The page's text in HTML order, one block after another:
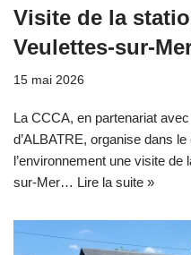
Visite de la
Veulettes-sur-
15 mai 2026
La CCCA, en partenariat
d’ALBATRE, organise dans
l’environnement une visite de
sur-Mer… Lire la suite »